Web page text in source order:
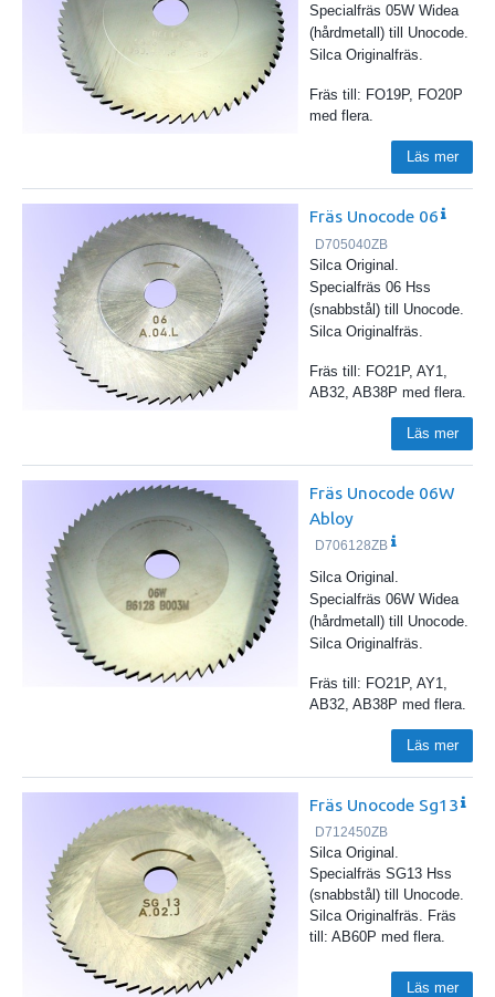
Specialfräs 05W Widea
(hårdmetall) till Unocode.
Silca Originalfräs.
Fräs till: FO19P, FO20P
med flera.
Läs mer
Fräs Unocode 06
D705040ZB
Silca Original.
Specialfräs 06 Hss
(snabbstål) till Unocode.
Silca Originalfräs.
Fräs till: FO21P, AY1,
AB32, AB38P med flera.
Läs mer
Fräs Unocode 06W
Abloy
D706128ZB
Silca Original.
Specialfräs 06W Widea
(hårdmetall) till Unocode.
Silca Originalfräs.
Fräs till: FO21P, AY1,
AB32, AB38P med flera.
Läs mer
Fräs Unocode Sg13
D712450ZB
Silca Original.
Specialfräs SG13 Hss
(snabbstål) till Unocode.
Silca Originalfräs. Fräs
till: AB60P med flera.
Läs mer